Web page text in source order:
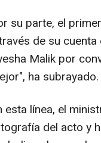
su parte, el
de su
Malik por
ha subrayado.
esta línea, el
del acto y